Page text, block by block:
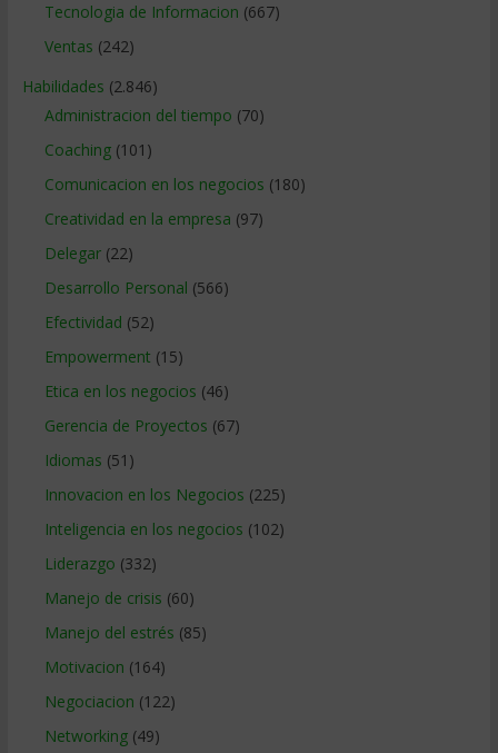
Tecnologia de Informacion (667)
Ventas (242)
Habilidades (2.846)
Administracion del tiempo (70)
Coaching(101)
Comunicacion en los negocios (180)
Creatividad en la empresa (97)
Delegar(22)
Desarrollo Personal (566)
Efectividad (52)
Empowerment (15)
Etica en los negocios (46)
Gerencia de Proyectos (67)
Idiomas (51)
Innovacion en los Negocios (225)
Inteligencia en los negocios (102)
Liderazgo (332)
Manejo de crisis (60)
Manejo del estrés (85)
Motivacion (164)
Negociacion (122)
Networking(49)